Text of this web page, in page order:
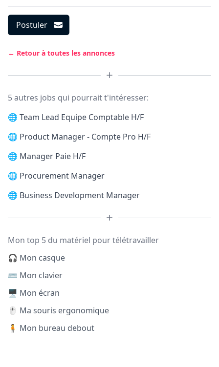
Postuler
← Retour à toutes les annonces
5 autres jobs qui pourrait t'intéresser:
🌐 Team Lead Equipe Comptable H/F
🌐 Product Manager - Compte Pro H/F
🌐 Manager Paie H/F
🌐 Procurement Manager
🌐 Business Development Manager
Mon top 5 du matériel pour télétravailler
🎧 Mon casque
⌨️ Mon clavier
🖥️ Mon écran
🖱️ Ma souris ergonomique
🧍 Mon bureau debout